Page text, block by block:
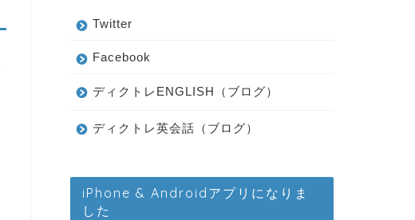
Twitter
Facebook
ディクトレENGLISH（ブログ）
ディクトレ英会話（ブログ）
iPhone & Androidアプリになりま
した